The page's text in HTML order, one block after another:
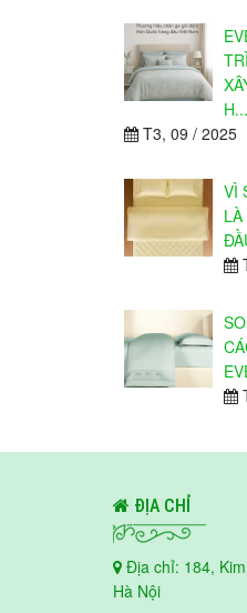
H...
T3, 09 / 2025
VÌ
ĐỊA CHỈ
Địa chỉ: 184,
Hà Nội